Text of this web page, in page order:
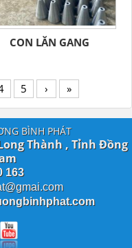
CON LĂN GANG
5 › »
BÌNH PHÁT
Thành , Tỉnh Đồng
163